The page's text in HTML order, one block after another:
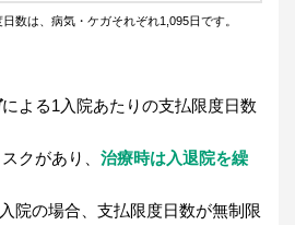
数は、病気・ケガそれぞれ1,095日です。
による1入院あたりの支払限度日数
クがあり、 治療時は入退院を繰
院の場合、支払限度日数が無制限